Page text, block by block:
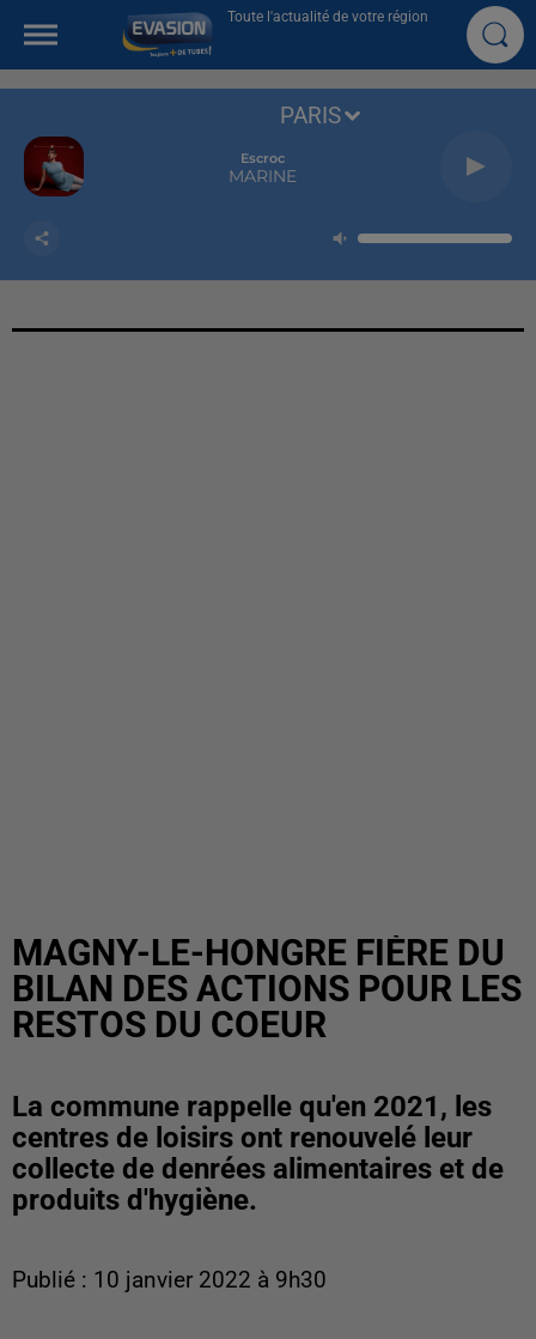
Toute l'actualité de votre région
Escroc
MARINE
PARIS
MAGNY-LE-HONGRE FIÈRE DU
BILAN DES ACTIONS POUR LES
RESTOS DU COEUR
La commune rappelle qu'en 2021, les
centres de loisirs ont renouvelé leur
collecte de denrées alimentaires et de
produits d'hygiène.
Publié : 10 janvier 2022 à 9h30